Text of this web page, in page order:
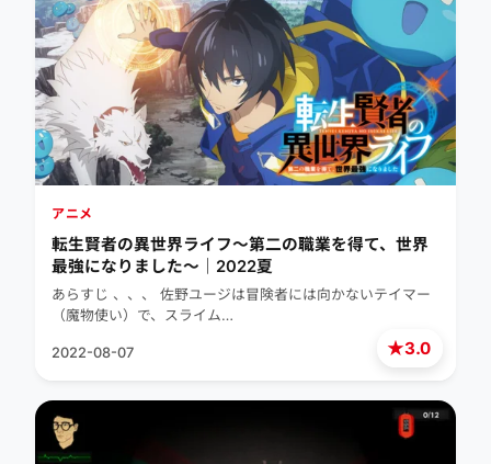
★3.0
アニメ
転生賢者の異世界ライフ～第二の職業を得て、世界
最強になりました～｜2022夏
あらすじ 、、、 佐野ユージは冒険者には向かないテイマー
（魔物使い）で、スライム…
2022-08-07